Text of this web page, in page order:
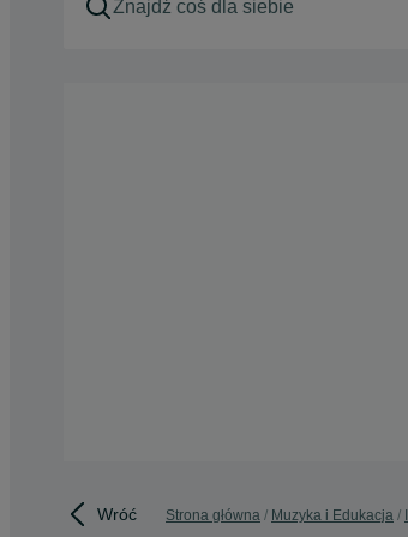
Wróć Strona główna Muzyka i Edukacja